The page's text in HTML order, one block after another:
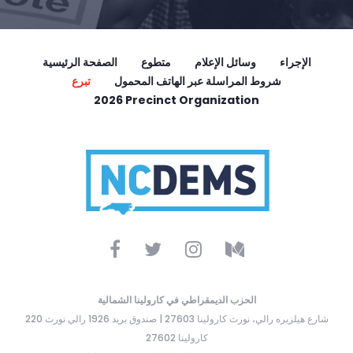
الصفحة الرئيسية متطوع وسائل الإعلام
الإجراء
تبرع
شروط المراسلة عبر الهاتف المحمول
2026 Precinct Organization
الحزب الديمقراطي في كارولينا الشمالية
220 شارع هيلزبره رالي، نورث كارولينا 27603 | صندوق بريد 1926 رالي نورث
كارولينا 27602